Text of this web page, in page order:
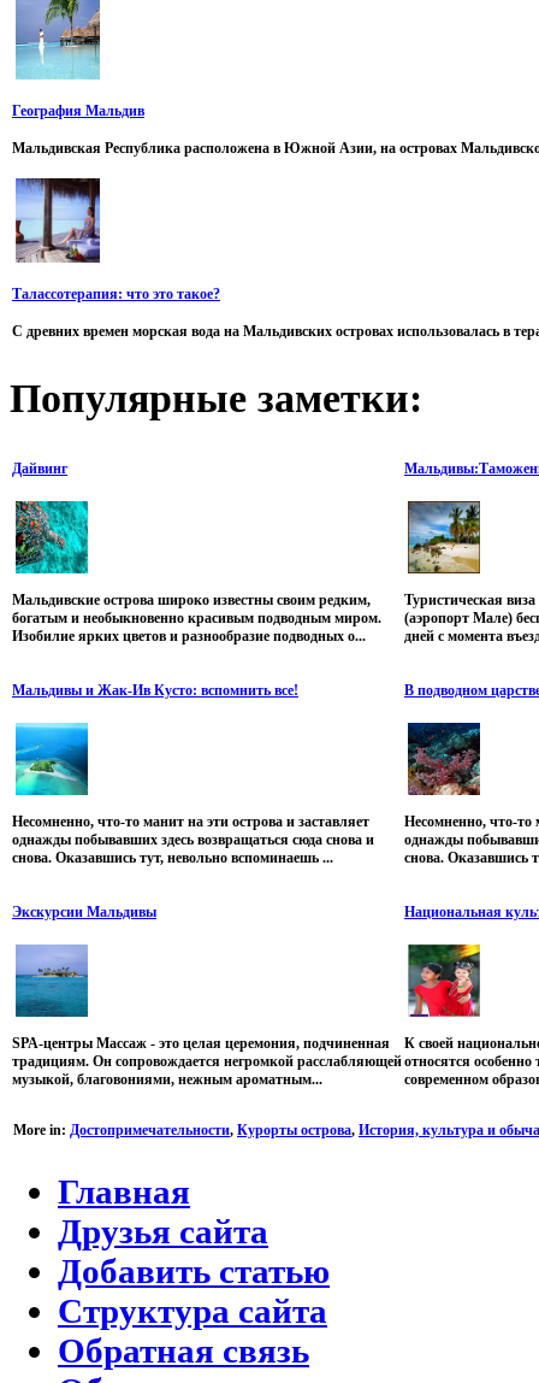
География Мальдив
Мальдивская Республика расположена в Южной Азии, на островах
Талассотерапия: что это такое?
С древних времен морская вода на Мальдивских островах использовалась в
Популярные заметки:
Дайвинг
Мальдивские острова широко известны своим редким,
богатым и необыкновенно красивым подводным миром.
Изобилие ярких цветов и разнообразие подводных о...
Туристическая
(аэропорт Мале)
дней с момента
Мальдивы и Жак-Ив Кусто: вспомнить все!
Несомненно, что-то манит на эти острова и заставляет
однажды побывавших здесь возвращаться сюда снова и
снова. Оказавшись тут, невольно вспоминаешь ...
В подводном
Несомненно, что-то
однажды
снова. Оказавшись
Экскурсии Мальдивы
SPA-центры Массаж - это целая церемония, подчиненная
традициям. Он сопровождается негромкой расслабляющей
музыкой, благовониями, нежным ароматным...
Национальная
К своей
относятся
современном
More in: Достопримечательности, Курорты острова, История, культура и
Главная
Друзья сайта
Добавить статью
Структура сайта
Обратная связь